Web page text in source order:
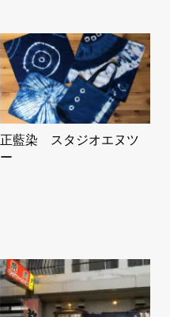
正藍染 スタジオエヌツ
ー